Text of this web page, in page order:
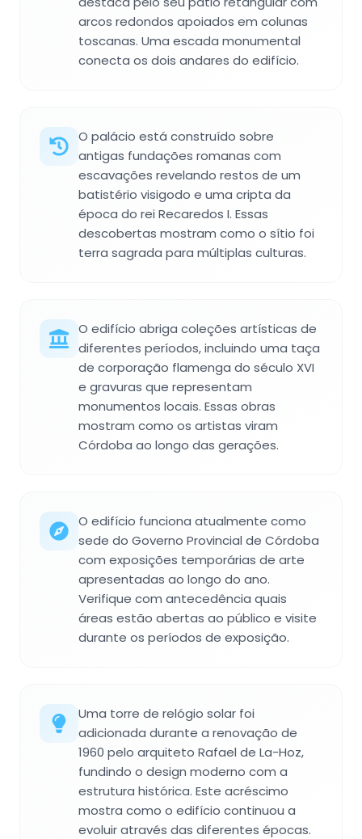
arcos redondos apoiados em colunas
toscanas. Uma escada monumental
conecta os dois andares do edifício.
O palácio está construído sobre
antigas fundações romanas com
escavações revelando restos de um
batistério visigodo e uma cripta da
época do rei Recaredos I. Essas
descobertas mostram como o sítio foi
terra sagrada para múltiplas culturas.
O edifício abriga coleções artísticas de
diferentes períodos, incluindo uma taça
de corporação flamenga do século XVI
e gravuras que representam
monumentos locais. Essas obras
mostram como os artistas viram
Córdoba ao longo das gerações.
O edifício funciona atualmente como
sede do Governo Provincial de Córdoba
com exposições temporárias de arte
apresentadas ao longo do ano.
Verifique com antecedência quais
áreas estão abertas ao público e visite
durante os períodos de exposição.
Uma torre de relógio solar foi
adicionada durante a renovação de
1960 pelo arquiteto Rafael de La-Hoz,
fundindo o design moderno com a
estrutura histórica. Este acréscimo
mostra como o edifício continuou a
evoluir através das diferentes épocas.